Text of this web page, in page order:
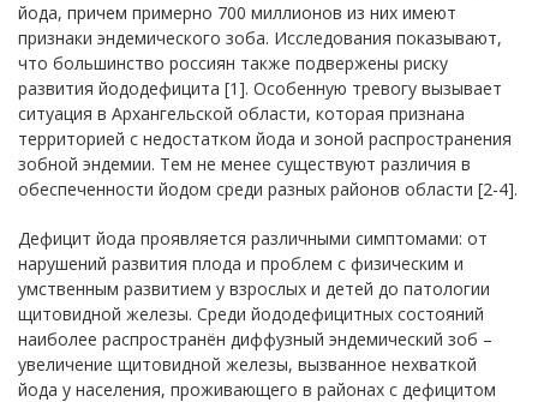
йода, причем примерно 700 миллионов из них имеют
признаки эндемического зоба. Исследования показывают,
что большинство россиян также подвержены риску
развития йододефицита [1]. Особенную тревогу вызывает
ситуация в Архангельской области, которая признана
территорией с недостатком йода и зоной распространения
зобной эндемии. Тем не менее существуют различия в
обеспеченности йодом среди разных районов области [2-4].
Дефицит йода проявляется различными симптомами: от
нарушений развития плода и проблем с физическим и
умственным развитием у взрослых и детей до патологии
щитовидной железы. Среди йододефицитных состояний
наиболее распространён диффузный эндемический зоб –
увеличение щитовидной железы, вызванное нехваткой
йода у населения, проживающего в районах с дефицитом